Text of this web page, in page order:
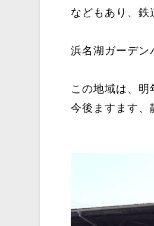
などもあり、鉄
浜名湖ガーデン
この地域は、明
今後ますます、